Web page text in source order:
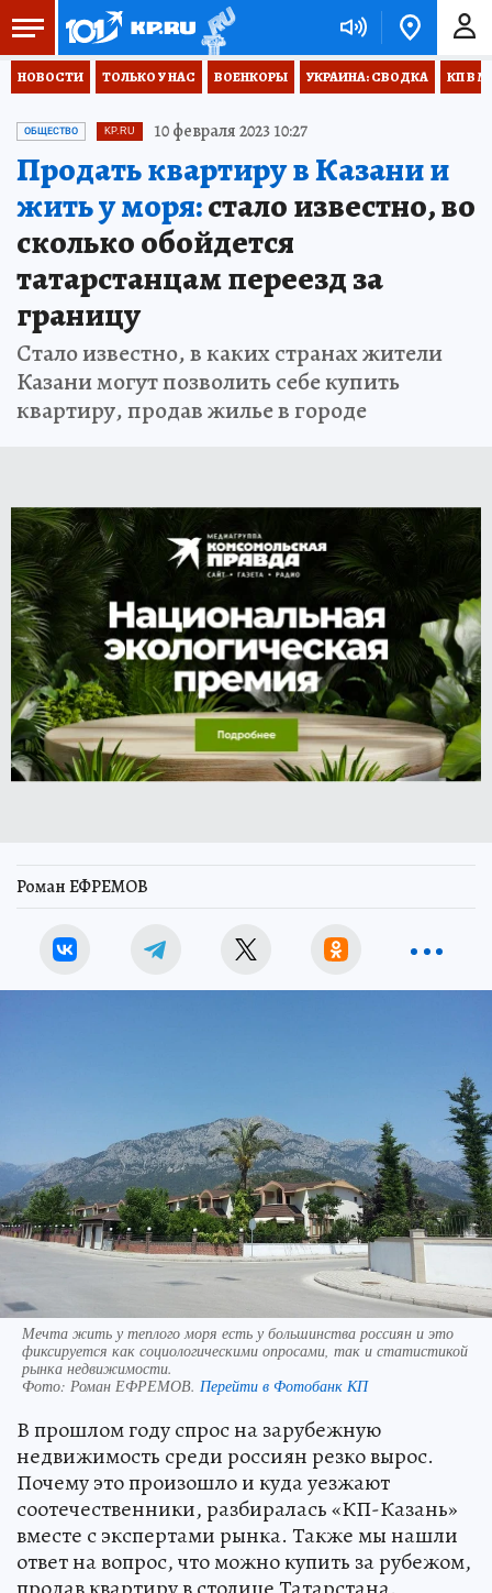
НОВОСТИ ТОЛЬКО У НАС ВОЕНКОРЫ УКРАИНА: СВОДКА КП В
ОБЩЕСТВО KP.RU 10 февраля 2023 10:27
Продать квартиру в Казани и
жить у моря:стало известно, во
сколько обойдется
татарстанцам переезд за
границу
Стало известно, в каких странах жители
Казани могут позволить себе купить
квартиру, продав жилье в городе
Роман ЕФРЕМОВ
Мечта жить у теплого моря есть у большинства россиян и это
фиксируется как социологическими опросами, так и статистикой
рынка недвижимости.
Фото: Роман ЕФРЕМОВ. Перейти в Фотобанк КП
В прошлом году спрос на зарубежную
недвижимость среди россиян резко вырос.
Почему это произошло и куда уезжают
соотечественники, разбиралась «КП-Казань»
вместе с экспертами рынка. Также мы нашли
ответ на вопрос, что можно купить за рубежом,